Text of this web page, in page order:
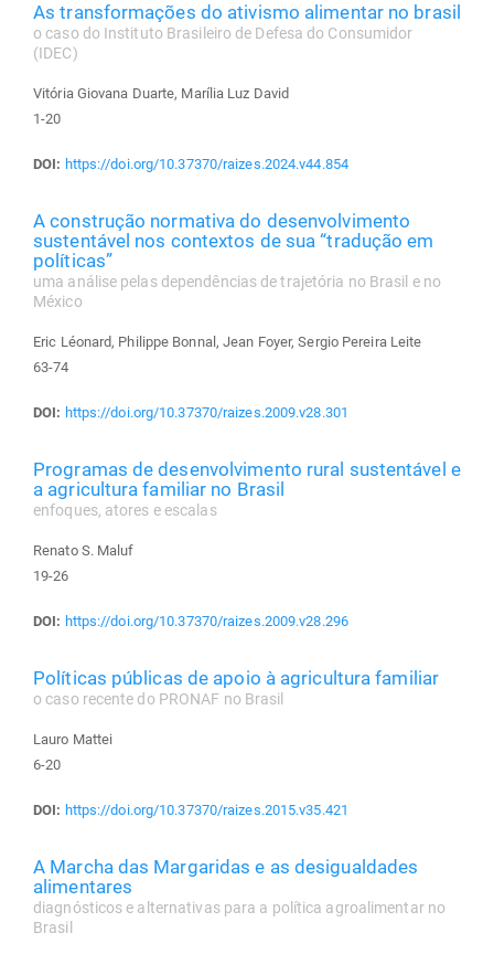
As transformações do ativismo alimentar no brasil
o caso do Instituto Brasileiro de Defesa do Consumidor
(IDEC)
Vitória Giovana Duarte, Marília Luz David
1-20
DOI: https://doi.org/10.37370/raizes.2024.v44.854
A construção normativa do desenvolvimento
sustentável nos contextos de sua “tradução em
políticas”
uma análise pelas dependências de trajetória no Brasil e no
México
Eric Léonard, Philippe Bonnal, Jean Foyer, Sergio Pereira Leite
63-74
DOI: https://doi.org/10.37370/raizes.2009.v28.301
Programas de desenvolvimento rural sustentável e
a agricultura familiar no Brasil
enfoques, atores e escalas
Renato S. Maluf
19-26
DOI: https://doi.org/10.37370/raizes.2009.v28.296
Políticas públicas de apoio à agricultura familiar
o caso recente do PRONAF no Brasil
Lauro Mattei
6-20
DOI: https://doi.org/10.37370/raizes.2015.v35.421
A Marcha das Margaridas e as desigualdades
alimentares
diagnósticos e alternativas para a política agroalimentar no
Brasil